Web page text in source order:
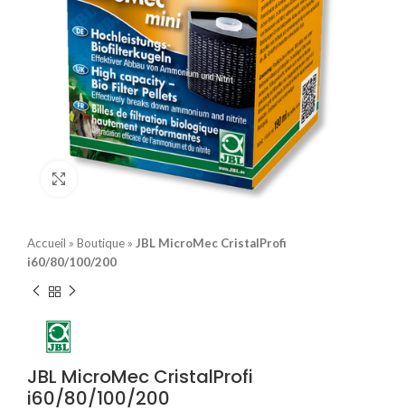
Click to enlarge
Accueil » Boutique » JBL MicroMec CristalProfi
i60/80/100/200
JBL MicroMec CristalProfi
i60/80/100/200